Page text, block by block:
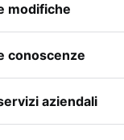
modifiche
delle modifiche
conoscenze
base
aziendali